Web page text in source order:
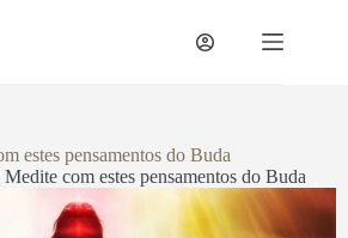
estes pensamentos do Buda
Medite com estes pensamentos do Buda